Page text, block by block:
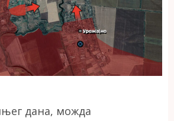
дана, можда